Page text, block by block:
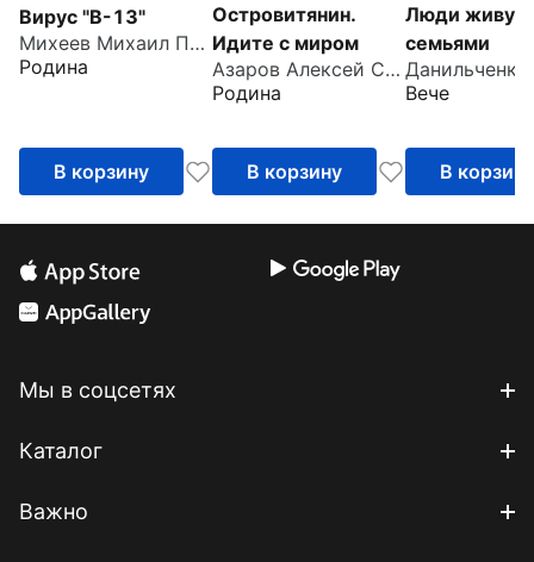
Вирус "В-13"
Михеев Михаил Петрович
Родина
В корзину
Островитянин.
Идите с миром
Азаров Алексей Сергеевич
Родина
В корзину
Люди живут
семьями
Вече
В корзину
Мы в соцсетях
Каталог
Важно